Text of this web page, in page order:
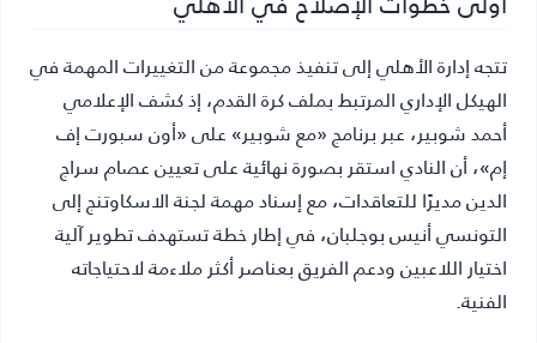
تتجه إدارة الأهلي إلى تنفيذ مجموعة من التغييرات المهمة في
الهيكل الإداري المرتبط بملف كرة القدم، إذ كشف الإعلامي
أحمد شوبير، عبر برنامج «مع شوبير» على «أون سبورت إف
إم»، أن النادي استقر بصورة نهائية على تعيين عصام سراج
الدين مديرًا للتعاقدات، مع إسناد مهمة لجنة الاسكاوتنج إلى
التونسي أنيس بوجلبان، في إطار خطة تستهدف تطوير آلية
اختيار اللاعبين ودعم الفريق بعناصر أكثر ملاءمة لاحتياجاته
الفنية.